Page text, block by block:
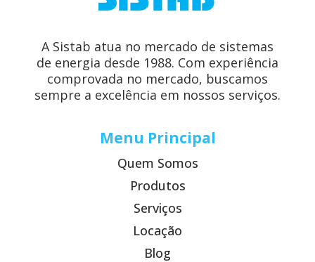
A Sistab atua no mercado de sistemas
de energia desde 1988. Com experiência
comprovada no mercado, buscamos
sempre a excelência em nossos serviços.
Menu Principal
Quem Somos
Produtos
Serviços
Locação
Blog